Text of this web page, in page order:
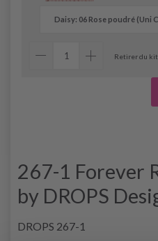
Retirer du kit
267-1 Forever
by DROPS
DROPS 267-1